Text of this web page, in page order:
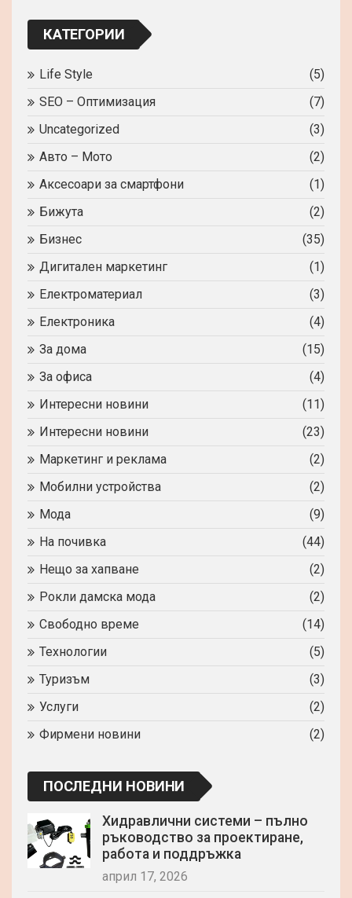
КАТЕГОРИИ
Life Style
(5)
SEO – Оптимизация
(7)
Uncategorized
(3)
Авто – Мото
(2)
Аксесоари за смартфони
(1)
Бижута
(2)
Бизнес
(35)
Дигитален маркетинг
(1)
Електроматериал
(3)
Електроника
(4)
За дома
(15)
За офиса
(4)
Интересни новини
(11)
Интересни новини
(23)
Маркетинг и реклама
(2)
Мобилни устройства
(2)
Мода
(9)
На почивка
(44)
Нещо за хапване
(2)
Рокли дамска мода
(2)
Свободно време
(14)
Технологии
(5)
Туризъм
(3)
Услуги
(2)
Фирмени новини
(2)
ПОСЛЕДНИ НОВИНИ
Хидравлични системи – пълно
ръководство за проектиране,
работа и поддръжка
април 17, 2026